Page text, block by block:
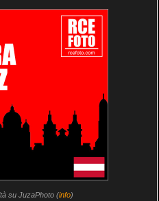
su JuzaPhoto (info)